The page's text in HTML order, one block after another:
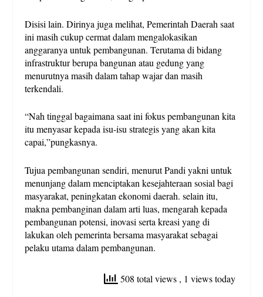
Disisi lain. Dirinya juga melihat, Pemerintah Daerah saat
ini masih cukup cermat dalam mengalokasikan
anggaranya untuk pembangunan. Terutama di bidang
infrastruktur berupa bangunan atau gedung yang
menurutnya masih dalam tahap wajar dan masih
terkendali.
“Nah tinggal bagaimana saat ini fokus pembangunan kita
itu menyasar kepada isu-isu strategis yang akan kita
capai,”pungkasnya.
Tujua pembangunan sendiri, menurut Pandi yakni untuk
menunjang dalam menciptakan kesejahteraan sosial bagi
masyarakat, peningkatan ekonomi daerah. selain itu,
makna pembanginan dalam arti luas, mengarah kepada
pembangunan potensi, inovasi serta kreasi yang di
lakukan oleh pemerinta bersama masyarakat sebagai
pelaku utama dalam pembangunan.
508 total views , 1 views today